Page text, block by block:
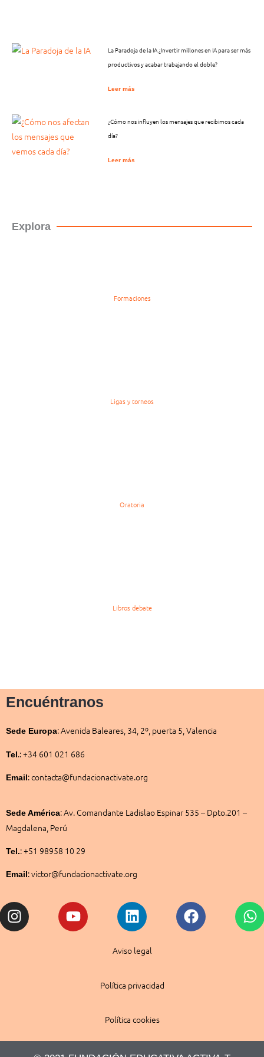
La Paradoja de la IA ¿Invertir millones en IA para ser más
productivos y acabar trabajando el doble?
Leer más
¿Cómo nos influyen los mensajes que recibimos cada
día?
Leer más
Explora
Formaciones
Ligas y torneos
Oratoria
Libros debate
Encuéntranos
Sede Europa:Avenida Baleares, 34, 2º, puerta 5, Valencia
Tel.: +34 601 021 686
Email : contacta@fundacionactivate.org
Sede América:Av. Comandante Ladislao Espinar 535 – Dpto.201 –
Magdalena, Perú
Tel.: +51 98958 10 29
Email : victor@fundacionactivate.org
InstagramYoutubeLinkedin Facebook
Aviso legal
Política privacidad
Política cookies